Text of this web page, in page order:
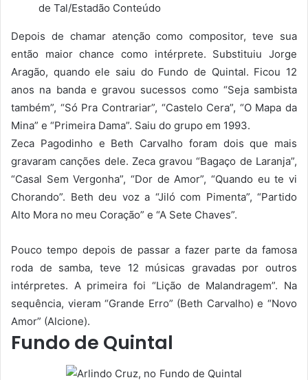
de Tal/Estadão Conteúdo
Depois de chamar atenção como compositor, teve sua
então maior chance como intérprete. Substituiu Jorge
Aragão, quando ele saiu do Fundo de Quintal. Ficou 12
anos na banda e gravou sucessos como “Seja sambista
também”, “Só Pra Contrariar”, “Castelo Cera”, “O Mapa da
Mina” e “Primeira Dama”. Saiu do grupo em 1993.
Zeca Pagodinho e Beth Carvalho foram dois que mais
gravaram canções dele. Zeca gravou “Bagaço de Laranja”,
“Casal Sem Vergonha”, “Dor de Amor”, “Quando eu te vi
Chorando”. Beth deu voz a “Jiló com Pimenta”, “Partido
Alto Mora no meu Coração” e “A Sete Chaves”.
Pouco tempo depois de passar a fazer parte da famosa
roda de samba, teve 12 músicas gravadas por outros
intérpretes. A primeira foi “Lição de Malandragem”. Na
sequência, vieram “Grande Erro” (Beth Carvalho) e “Novo
Amor” (Alcione).
Fundo de Quintal